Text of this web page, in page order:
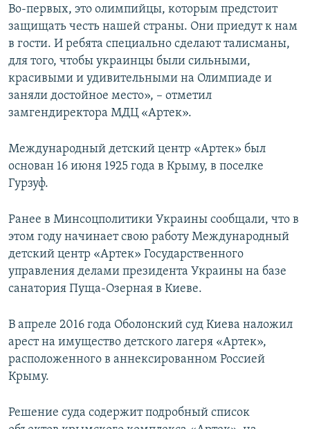
Во-первых, это олимпийцы, которым предстоит
защищать честь нашей страны. Они приедут к нам
в гости. И ребята специально сделают талисманы,
для того, чтобы украинцы были сильными,
красивыми и удивительными на Олимпиаде и
заняли достойное место», – отметил
замгендиректора МДЦ «Артек».
Международный детский центр «Артек» был
основан 16 июня 1925 года в Крыму, в поселке
Гурзуф.
Ранее в Минсоцполитики Украины сообщали, что в
этом году начинает свою работу Международный
детский центр «Артек» Государственного
управления делами президента Украины на базе
санатория Пуща-Озерная в Киеве.
В апреле 2016 года Оболонский суд Киева наложил
арест на имущество детского лагеря «Артек»,
расположенного в аннексированном Россией
Крыму.
Решение суда содержит подробный список